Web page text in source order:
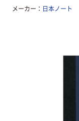
メーカー 日本ノート